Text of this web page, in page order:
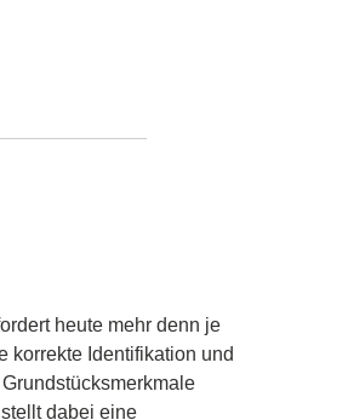
heute mehr denn je
korrekte Identifikation und
dabei eine